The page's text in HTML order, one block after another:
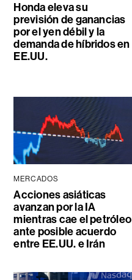
Honda eleva su
previsión de ganancias
por el yen débil y la
demanda de híbridos en
EE.UU.
MERCADOS
Acciones asiáticas
avanzan por la IA
mientras cae el petróleo
ante posible acuerdo
entre EE.UU. e Irán